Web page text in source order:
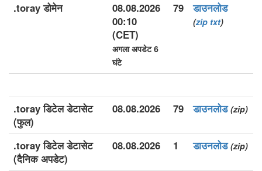
.toray डोमेन
08.08.2026
00:10
(CET)
अगला अपडेट 6
घंटे
79 डाउनलोड
(zip txt)
.toray डिटेल डेटासेट
(फुल)
08.08.2026 79 डाउनलोड (zip)
.toray डिटेल डेटासेट
(दैनिक अपडेट)
08.08.2026 1 डाउनलोड (zip)